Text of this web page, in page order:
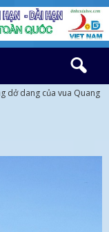
dở dang của vua Quang